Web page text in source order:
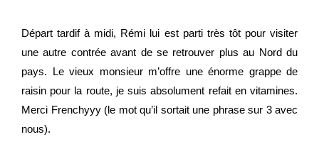
Départ tardif à midi, Rémi lui est parti très tôt pour visiter
une autre contrée avant de se retrouver plus au Nord du
pays. Le vieux monsieur m’offre une énorme grappe de
raisin pour la route, je suis absolument refait en vitamines.
Merci Frenchyyy (le mot qu’il sortait une phrase sur 3 avec
nous).